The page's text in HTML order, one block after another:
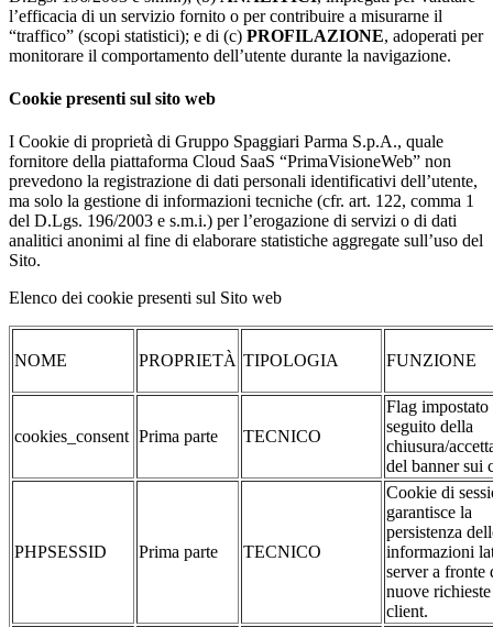
l’efficacia di un servizio fornito o per contribuire a misurarne il
“traffico” (scopi statistici); e di (c) PROFILAZIONE, adoperati per
monitorare il comportamento dell’utente durante la navigazione.
Cookie presenti sul sito web
I Cookie di proprietà di Gruppo Spaggiari Parma S.p.A., quale
fornitore della piattaforma Cloud SaaS “PrimaVisioneWeb” non
prevedono la registrazione di dati personali identificativi dell’utente,
ma solo la gestione di informazioni tecniche (cfr. art. 122, comma 1
del D.Lgs. 196/2003 e s.m.i.) per l’erogazione di servizi o di dati
analitici anonimi al fine di elaborare statistiche aggregate sull’uso del
Sito.
Elenco dei cookie presenti sul Sito web
NOME PROPRIETÀ TIPOLOGIA FUNZIONE
cookies_consent Prima parte TECNICO
Flag impostato
seguito della
chiusura/
del banner sui
PHPSESSID Prima parte TECNICO
Cookie di
garantisce la
persistenza
informazioni
server a fronte
nuove
client.